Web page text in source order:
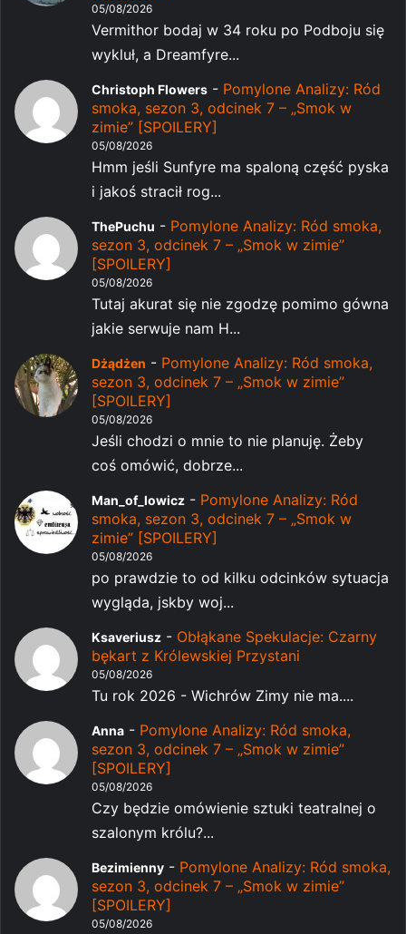
05/08/2026
Vermithor bodaj w 34 roku po Podboju się
wykluł, a Dreamfyre...
Christoph Flowers - Pomylone Analizy: Ród
smoka, sezon 3, odcinek 7 – „Smok w
zimie” [SPOILERY]
05/08/2026
Hmm jeśli Sunfyre ma spaloną część pyska
i jakoś stracił rog...
ThePuchu - Pomylone Analizy: Ród smoka,
sezon 3, odcinek 7 – „Smok w zimie”
[SPOILERY]
05/08/2026
Tutaj akurat się nie zgodzę pomimo gówna
jakie serwuje nam H...
Dżądżen - Pomylone Analizy: Ród smoka,
sezon 3, odcinek 7 – „Smok w zimie”
[SPOILERY]
05/08/2026
Jeśli chodzi o mnie to nie planuję. Żeby
coś omówić, dobrze...
Man_of_lowicz - Pomylone Analizy: Ród
smoka, sezon 3, odcinek 7 – „Smok w
zimie” [SPOILERY]
05/08/2026
po prawdzie to od kilku odcinków sytuacja
wygląda, jskby woj...
Ksaveriusz - Obłąkane Spekulacje: Czarny
bękart z Królewskiej Przystani
05/08/2026
Tu rok 2026 - Wichrów Zimy nie ma....
Anna - Pomylone Analizy: Ród smoka,
sezon 3, odcinek 7 – „Smok w zimie”
[SPOILERY]
05/08/2026
Czy będzie omówienie sztuki teatralnej o
szalonym królu?...
Bezimienny - Pomylone Analizy: Ród smoka,
sezon 3, odcinek 7 – „Smok w zimie”
[SPOILERY]
05/08/2026